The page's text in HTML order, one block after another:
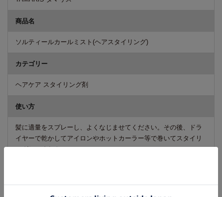
商品名
ソルティールカールミスト(ヘアスタイリング)
カテゴリー
ヘアケア スタイリング剤
使い方
髪に適量をスプレーし、よくなじませてください。その後、ドラ
イヤーで乾かしてアイロンやホットカーラー等で巻いてスタイリ
ングしてください。